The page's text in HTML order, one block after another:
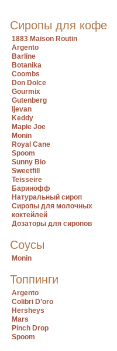
Сиропы для кофе
1883 Maison Routin
Argento
Barline
Botanika
Coombs
Don Dolce
Gourmix
Gutenberg
Ijevan
Keddy
Maple Joe
Monin
Royal Cane
Spoom
Sunny Bio
Sweetfill
Teisseire
Баринофф
Натуральный сироп
Сиропы для молочных
коктейлей
Дозаторы для сиропов
Соусы
Monin
Топпинги
Argento
Colibri D’oro
Hersheys
Mars
Pinch Drop
Spoom